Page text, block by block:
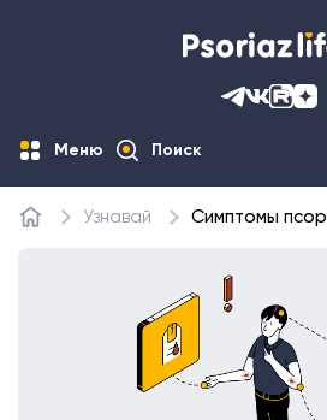
Меню Поиск
Главная Узнавай Симптомы